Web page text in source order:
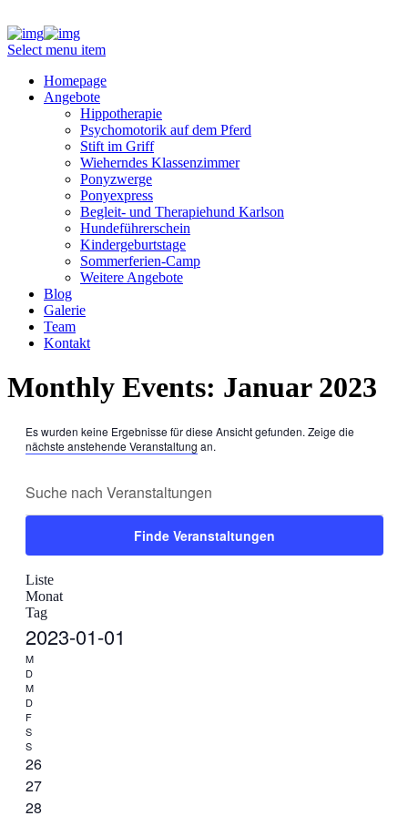
Select menu item
Homepage
Angebote
Hippotherapie
Psychomotorik auf dem Pferd
Stift im Griff
Wieherndes Klassenzimmer
Ponyzwerge
Ponyexpress
Begleit- und Therapiehund Karlson
Hundeführerschein
Kindergeburtstage
Sommerferien-Camp
Weitere Angebote
Blog
Galerie
Team
Kontakt
Monthly Events: Januar 2023
Es wurden keine Ergebnisse für diese Ansicht gefunden. Zeige die
nächste anstehende Veranstaltung an.
Suche
und
Navigation
Sie
nach
Veranstaltungen
Schlüsselwort.
Finde Veranstaltungen
Ansichten-
Navigation
Monat
Liste
Monat
Tag
2023-01-01
Kalender
von
Veranstaltungen
M
D
M
D
F
S
S
0
Veranstaltungen,
26
0
Veranstaltungen,
27
0
28